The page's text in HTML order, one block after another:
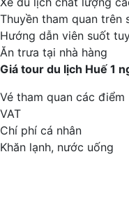
Thuyền tham quan trên
Hướng dẫn viên suốt
Ăn trưa tại nhà hàng
Giá tour du lịch Huế 1
Vé tham quan các điểm
VAT
Chí phí cá nhân
Khăn lạnh, nước uống